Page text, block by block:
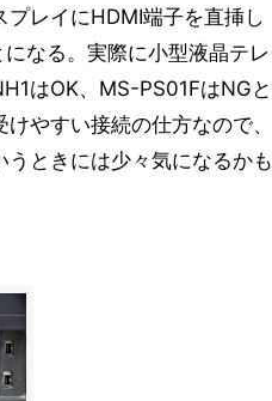
レイにHDMI端子を直挿し
なる。実際に小型液晶テレ
はOK、MS-PS01FはNGと
やすい接続の仕方なので、
ときには少々気になるかも